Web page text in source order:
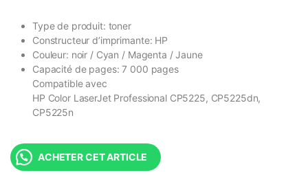
Type de produit: toner
Constructeur d’imprimante: HP
Couleur: noir / Cyan / Magenta / Jaune
Capacité de pages: 7 000 pages
Compatible avec
HP Color LaserJet Professional CP5225, CP5225dn,
CP5225n
ACHETER CET ARTICLE